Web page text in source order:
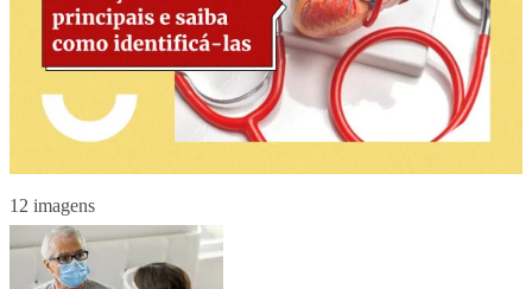
12 imagens